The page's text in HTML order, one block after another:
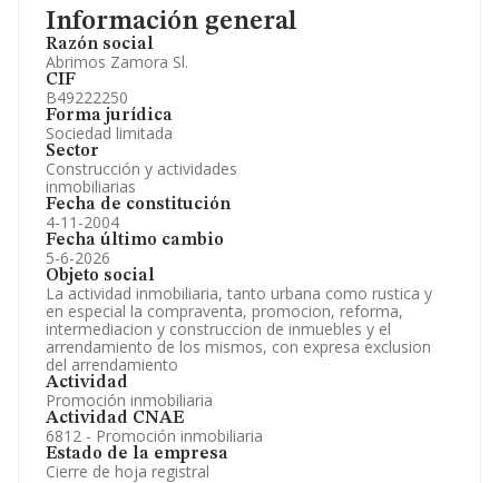
Información general
Razón social
Abrimos Zamora Sl.
CIF
B49222250
Forma jurídica
Sociedad limitada
Sector
Construcción y actividades
inmobiliarias
Fecha de constitución
4-11-2004
Fecha último cambio
5-6-2026
Objeto social
La actividad inmobiliaria, tanto urbana como rustica y
en especial la compraventa, promocion, reforma,
intermediacion y construccion de inmuebles y el
arrendamiento de los mismos, con expresa exclusion
del arrendamiento
Actividad
Promoción inmobiliaria
Actividad CNAE
6812 - Promoción inmobiliaria
Estado de la empresa
Cierre de hoja registral
Información oficial y registral complementaria.